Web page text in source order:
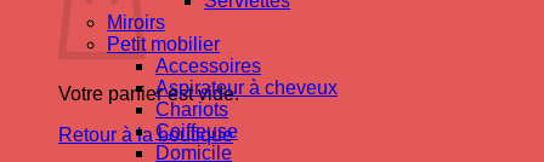
Votre panier est vide.
Retour à la boutique
Miroirs
Petit mobilier
Accessoires
Aspirateur à cheveux
Chariots
Coiffeuse
Domicile